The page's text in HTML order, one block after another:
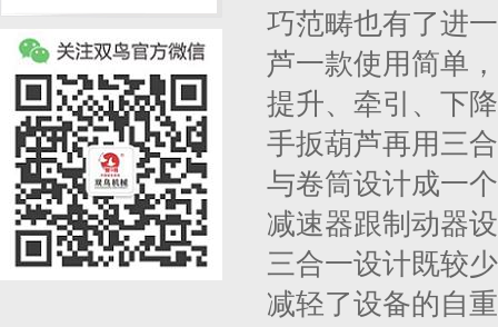
巧范畴也有了进
芦一款使用简单
提升、牵引、下
手扳葫芦再用三
与卷筒设计成一
减速器跟制动器
三合一设计既较
减轻了设备的自